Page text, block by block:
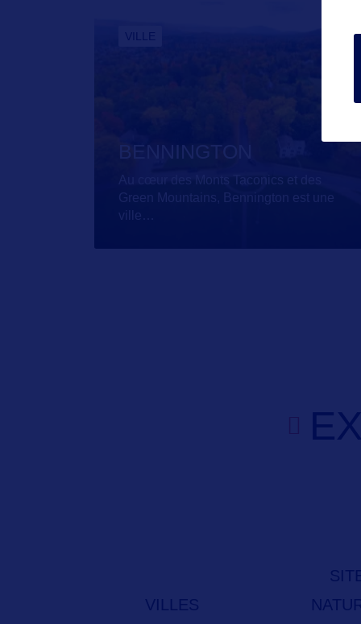
VILLE
BENNINGTON
Au cœur des Monts Taconics et des
Green Mountains, Bennington est une
ville
VILLES